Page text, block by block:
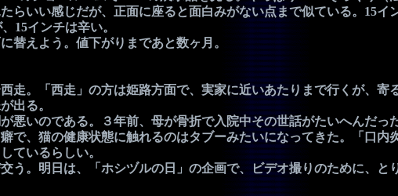
いい感じだが、正面に座ると面白みがない点まで似ている。15イ
15インチは辛い。
替えよう。値下がりまであと数ヶ月。
走。「西走」の方は姫路方面で、実家に近いあたりまで行くが、寄
出る。
悪いのである。３年前、母が骨折で入院中その世話がたいへんだ
で、猫の健康状態に触れるのはタブーみたいになってきた。「口
ているらしい。
う。明日は、「ホシヅルの日」の企画で、ビデオ撮りのために、と